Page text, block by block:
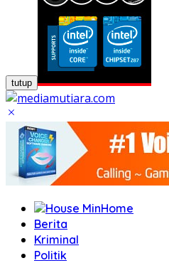
tutup
Home
Berita
Kriminal
Politik